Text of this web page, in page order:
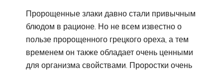
Пророщенные злаки давно стали привычным
блюдом в рационе. Но не всем известно о
пользе пророщенного грецкого ореха, а тем
временем он также обладает очень ценными
для организма свойствами. Проростки очень